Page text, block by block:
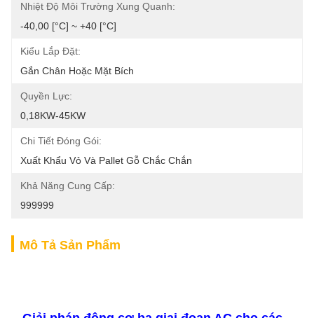
Nhiệt Độ Môi Trường Xung Quanh:
-40,00 [°C] ~ +40 [°C]
Kiểu Lắp Đặt:
Gắn Chân Hoặc Mặt Bích
Quyền Lực:
0,18KW-45KW
Chi Tiết Đóng Gói:
Xuất Khẩu Vỏ Và Pallet Gỗ Chắc Chắn
Khả Năng Cung Cấp:
999999
Mô Tả Sản Phẩm